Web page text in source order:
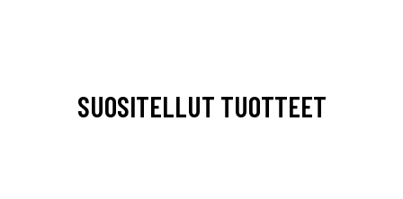
SUOSITELLUT TUOTTEET